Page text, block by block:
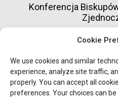
Cookie
We use cookies and similar
experience, analyze site traffic,
properly. You can accept all
preferences. Your choices can
Konferencja
Towarzystwo
Usługi opieki nad